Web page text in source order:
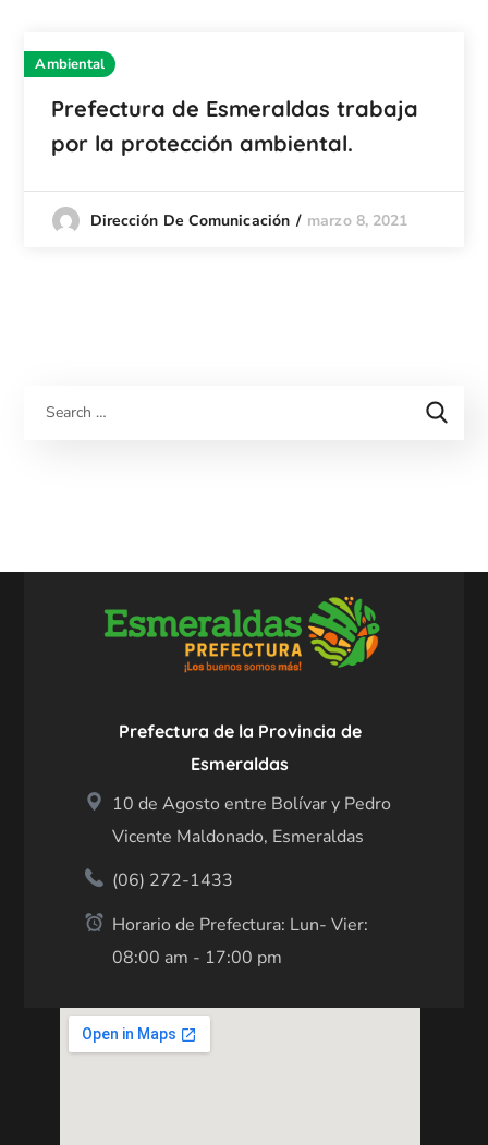
Ambiental
Prefectura de Esmeraldas trabaja
por la protección ambiental.
Dirección De Comunicación marzo 8, 2021
Prefectura de la Provincia de
Esmeraldas
10 de Agosto entre Bolívar y Pedro
Vicente Maldonado, Esmeraldas
(06) 272-1433
Horario de Prefectura: Lun- Vier:
08:00 am - 17:00 pm